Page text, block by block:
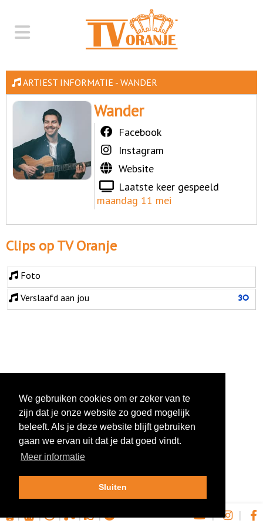
ARTIEST INFORMATIE - WANDER
Wander
Facebook
Instagram
Website
Laatste keer gespeeld
maandag 11 mei
Clips op TV Oranje
Foto
Verslaafd aan jou
| | | | | | |
We gebruiken cookies om er zeker van te
zijn dat je onze website zo goed mogelijk
beleeft. Als je deze website blijft gebruiken
gaan we ervan uit dat je dat goed vindt.
Meer informatie
Sluiten